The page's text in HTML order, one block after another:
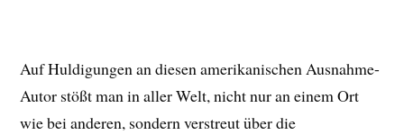
Auf Huldigungen an diesen amerikanischen Ausnahme-
Autor stößt man in aller Welt, nicht nur an einem Ort
wie bei anderen, sondern verstreut über die